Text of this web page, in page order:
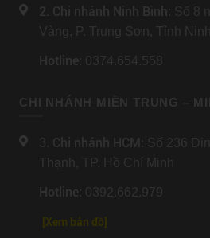
2. Chi nhánh Ninh Bình: Số 8
Vàng, P. Trung Sơn, Tỉnh
Hotline: 0374.654.558
CHI NHÁNH MIỀN TRUNG –
3. Chi nhánh HCM : Số 236
Thạnh, TP. Hồ Chí Minh
Hotline: 0392.662.979
[Xem bản đồ]